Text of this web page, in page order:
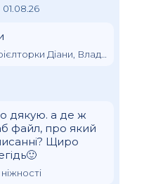
01.08.26
Діани, Влада Клімова
дякую. а де ж
файл, про який
Щиро
ніжності